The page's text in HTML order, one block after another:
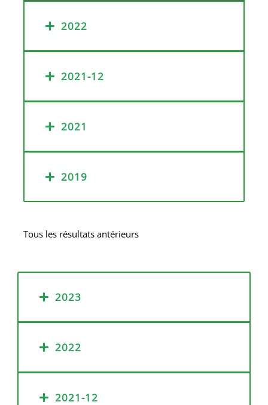
2022
2021-12
2021
2019
Tous les résultats antérieurs
2023
2022
2021-12